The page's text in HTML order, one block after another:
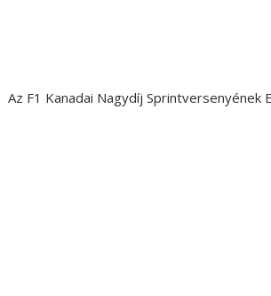
Az F1 Kanadai Nagydíj Sprintversenyének